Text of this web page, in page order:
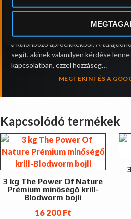
Minden egy helyen, ami a nagyponty
kiváló minőségű bojliktól az
egyik legmegbízhatóbb hajó a piacon.
a különböző aprócikkekből. A
segít, akinek valamilyen kérdése
kapcsolatban, ezzel hozzáseg…
MEGTEKINTÉS A
‹
Kapcsolódó termékek
3 kg The Power Of Nature
Prémium minőségő krill-
Blodworm bojli
16 200 Ft